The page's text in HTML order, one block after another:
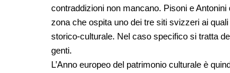
contraddizioni non mancano. Pisoni e
zona che ospita uno dei tre siti svizzeri ai
storico-culturale. Nel caso specifico si tratta
genti.
L’Anno europeo del patrimonio culturale è